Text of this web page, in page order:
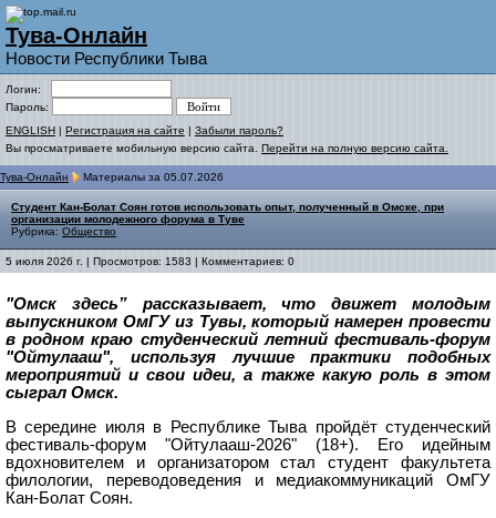
Тува-Онлайн
Новости Республики Тыва
Логин:
Пароль:
ENGLISH | Регистрация на сайте | Забыли пароль?
Вы просматриваете мобильную версию сайта. Перейти на полную версию сайта.
Тува-Онлайн Материалы за 05.07.2026
Студент Кан-Болат Соян готов использовать опыт, полученный в Омске, при
организации молодежного форума в Туве
Рубрика: Общество
5 июля 2026 г. | Просмотров: 1583 | Комментариев: 0
"Омск здесь” рассказывает, что движет молодым
выпускником ОмГУ из Тувы, который намерен провести
в родном краю студенческий летний фестиваль-форум
"Ойтулааш", используя лучшие практики подобных
мероприятий и свои идеи, а также какую роль в этом
сыграл Омск.
В середине июля в Республике Тыва пройдёт студенческий
фестиваль-форум "Ойтулааш-2026" (18+). Его идейным
вдохновителем и организатором стал студент факультета
филологии, переводоведения и медиакоммуникаций ОмГУ
Кан-Болат Соян.